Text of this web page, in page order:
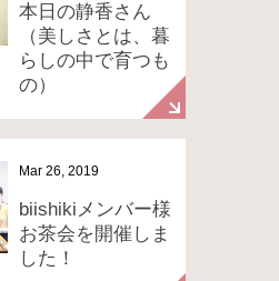
本日の静香さん
（美しさとは、暮
らしの中で育つも
の）
Mar 26, 2019
biishikiメンバー様
お茶会を開催しま
した！